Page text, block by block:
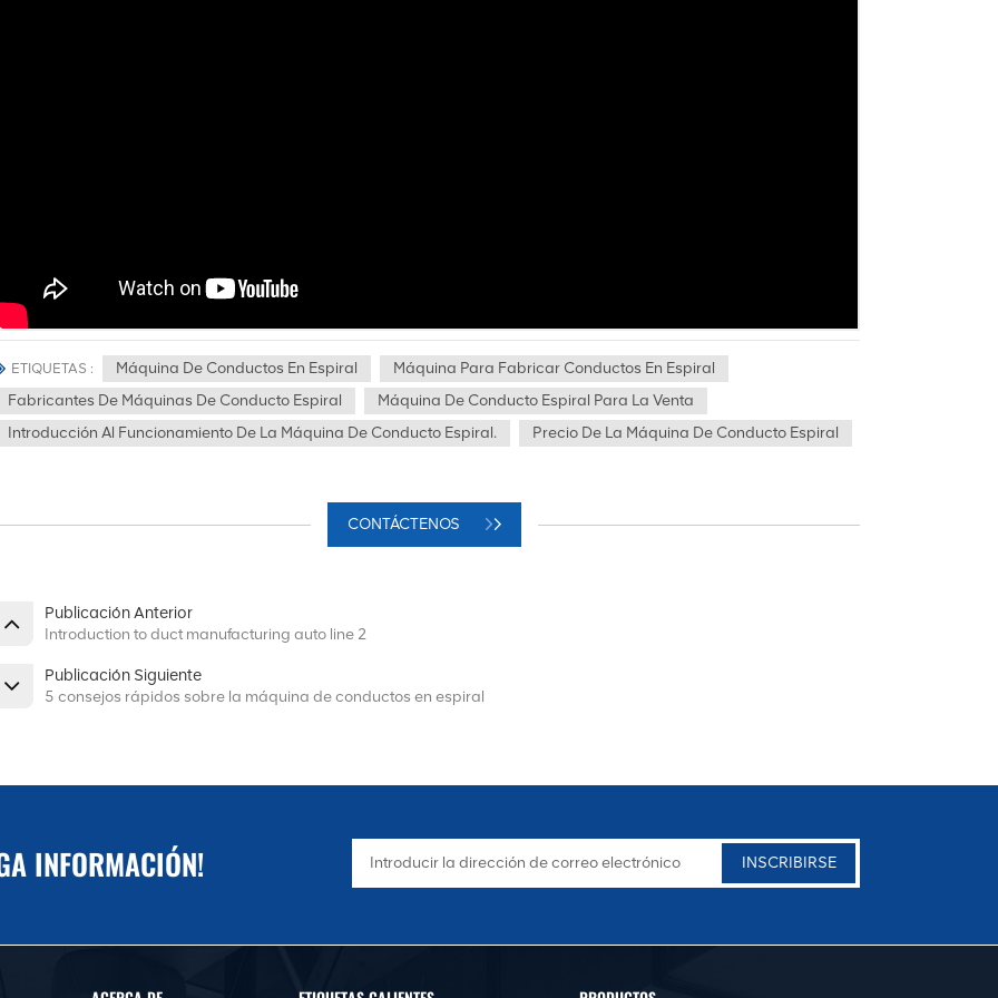
ETIQUETAS : Máquina De Conductos En Espiral
Máquina Para Fabricar Conductos En Espiral
Fabricantes De Máquinas De Conducto Espiral
Máquina De Conducto Espiral Para La Venta
Introducción Al Funcionamiento De La Máquina De Conducto Espiral.
Precio De La Máquina De Conducto Espiral
CONTÁCTENOS
Publicación Anterior
Introduction to duct manufacturing auto line 2
Publicación Siguiente
5 consejos rápidos sobre la máquina de conductos en espiral
INFORMACIÓN!